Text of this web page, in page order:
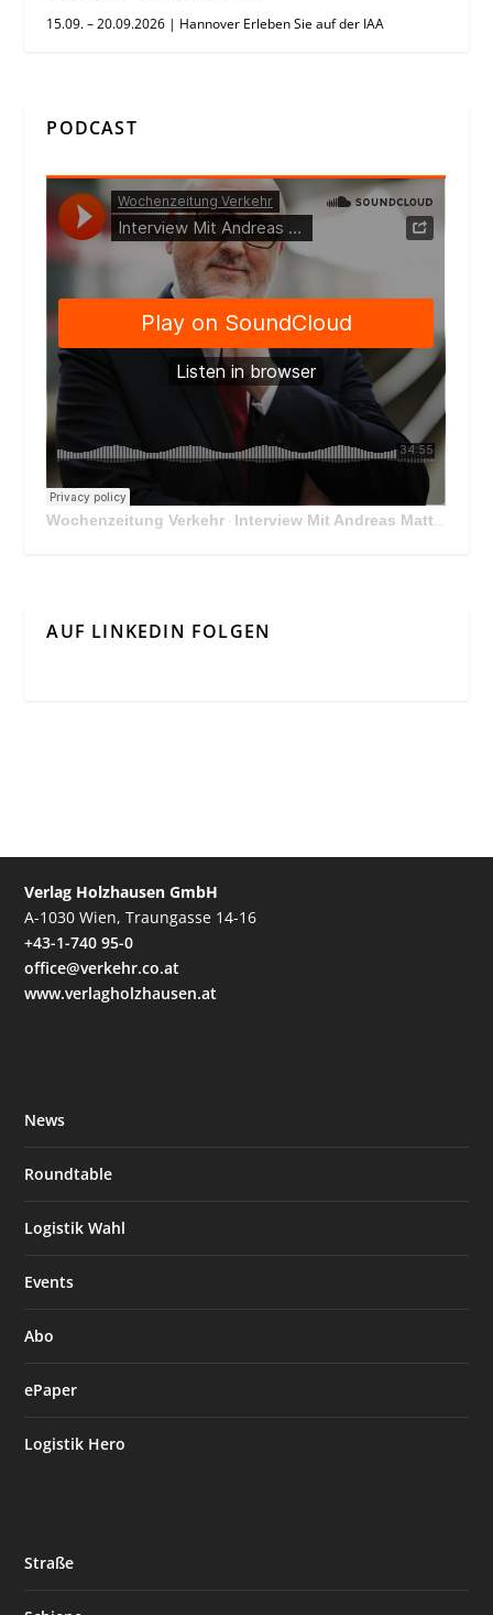
15.09. – 20.09.2026 | Hannover Erleben Sie auf der IAA
PODCAST
Wochenzeitung Verkehr · Interview Mit Andreas Matthä, CEO der ÖBB Holding
AUF LINKEDIN FOLGEN
Verlag Holzhausen GmbH
A-1030 Wien, Traungasse 14-16
+43-1-740 95-0
office@verkehr.co.at
www.verlagholzhausen.at
News
Roundtable
Logistik Wahl
Events
Abo
ePaper
Logistik Hero
Straße